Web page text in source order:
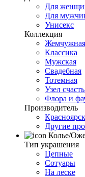
Для
Для
Унисекс
Коллекция
Жемчужная
Классика
Мужская
Свадебная
Тотемная
Узел
Флора и
Производитель
Другие
Колье/
Тип украшения
Цепные
Сотуары
На леске